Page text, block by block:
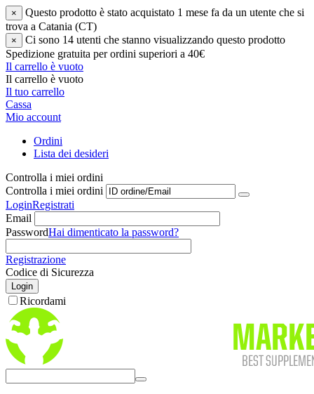
×
Questo prodotto è stato acquistato 1 mese fa da un utente che si
trova a Catania (CT)
×
Ci sono 14 utenti che stanno visualizzando questo prodotto
Spedizione gratuita per ordini superiori a 40€
Il carrello è vuoto
Il carrello è vuoto
Il tuo carrello
Cassa
Mio account
Ordini
Lista dei desideri
Controlla i miei ordini
Controlla i miei ordini
LoginRegistrati
Email
PasswordHai dimenticato la password?
Registrazione
Codice di Sicurezza
Login
Ricordami